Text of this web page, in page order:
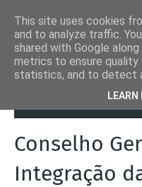
Conselho
Integração
This site uses cookies
and to analyze traffic.
shared with Google
metrics to ensure quality
statistics, and to detect
LEARN